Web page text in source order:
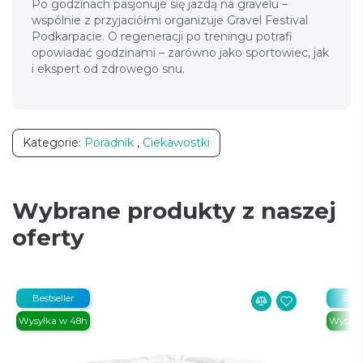
Po godzinach pasjonuje się jazdą na gravelu –
wspólnie z przyjaciółmi organizuje Gravel Festival
Podkarpacie. O regeneracji po treningu potrafi
opowiadać godzinami – zarówno jako sportowiec, jak
i ekspert od zdrowego snu.
Kategorie: Poradnik , Ciekawostki
Wybrane produkty z naszej
oferty
Bestseller
Wysyłka w 48h